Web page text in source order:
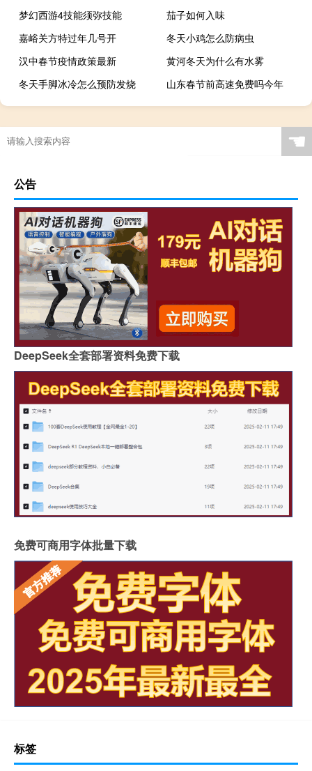
梦幻西游4技能须弥技能
茄子如何入味
嘉峪关方特过年几号开
冬天小鸡怎么防病虫
汉中春节疫情政策最新
黄河冬天为什么有水雾
冬天手脚冰冷怎么预防发烧
山东春节前高速免费吗今年
艾滋病阻断药多长时间内吃有效（治疗尖锐湿疣什么方法好呢）
☚
公告
DeepSeek全套部署资料免费下载
免费可商用字体批量下载
标签